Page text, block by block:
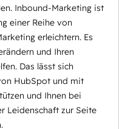
Inbound-Marketing ist
einer Reihe von
erleichtern. Es
und Ihren
Das lässt sich
HubSpot und mit
und Ihnen bei
Leidenschaft zur Seite